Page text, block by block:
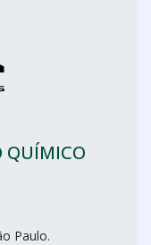
QUÍMICO
Paulo.